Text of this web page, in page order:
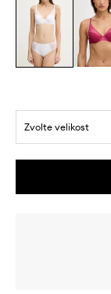
Zvolte velikost